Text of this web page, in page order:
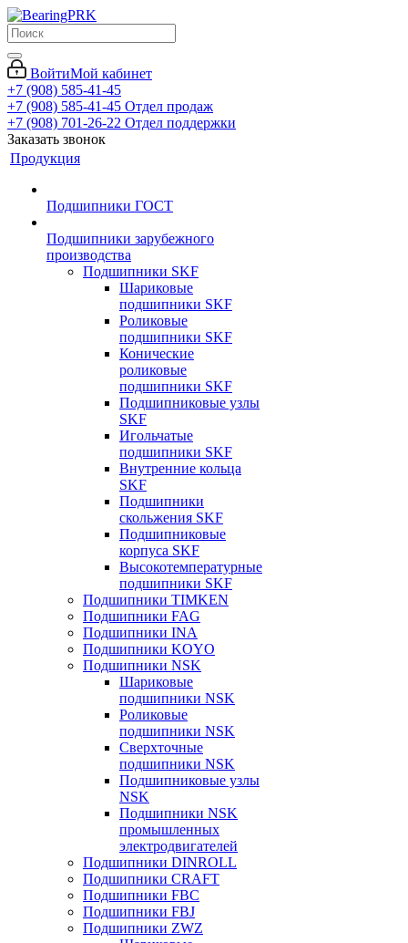
ВойтиМой кабинет
+7 (908) 585-41-45
+7 (908) 585-41-45 Отдел продаж
+7 (908) 701-26-22 Отдел поддержки
Заказать звонок
Продукция
Подшипники ГОСТ
Подшипники зарубежного
производства
Подшипники SKF
Шариковые
подшипники SKF
Роликовые
подшипники SKF
Конические
роликовые
подшипники SKF
Подшипниковые узлы
SKF
Игольчатые
подшипники SKF
Внутренние кольца
SKF
Подшипники
скольжения SKF
Подшипниковые
корпуса SKF
Высокотемпературные
подшипники SKF
Подшипники TIMKEN
Подшипники FAG
Подшипники INA
Подшипники KOYO
Подшипники NSK
Шариковые
подшипники NSK
Роликовые
подшипники NSK
Сверхточные
подшипники NSK
Подшипниковые узлы
NSK
Подшипники NSK
промышленных
электродвигателей
Подшипники DINROLL
Подшипники CRAFT
Подшипники FBC
Подшипники FBJ
Подшипники ZWZ